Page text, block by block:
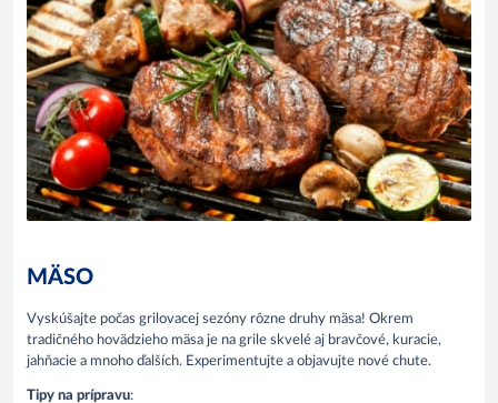
MÄSO
Vyskúšajte počas grilovacej sezóny rôzne druhy mäsa! Okrem
tradičného hovädzieho mäsa je na grile skvelé aj bravčové, kuracie,
jahňacie a mnoho ďalších. Experimentujte a objavujte nové chute.
Tipy na prípravu: